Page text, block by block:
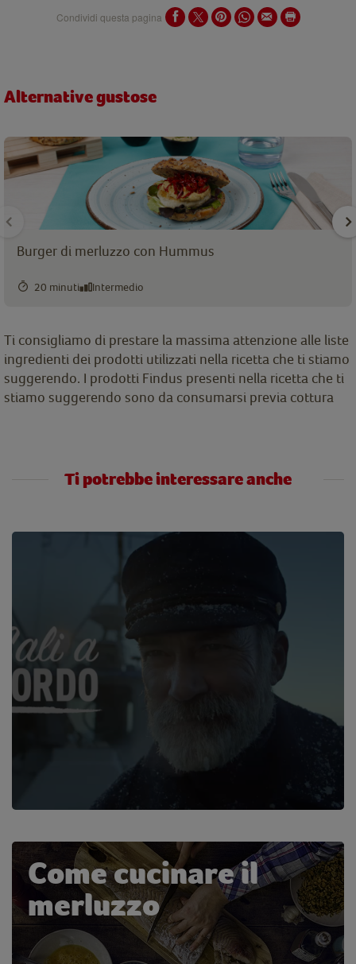
Condividi questa pagina
Alternative gustose
Burger di merluzzo con Hummus
20 minuti Intermedio
Ti consigliamo di prestare la massima attenzione alle liste
ingredienti dei prodotti utilizzati nella ricetta che ti stiamo
suggerendo. I prodotti Findus presenti nella ricetta che ti
stiamo suggerendo sono da consumarsi previa cottura
Ti potrebbe interessare anche
Come cucinare il
merluzzo